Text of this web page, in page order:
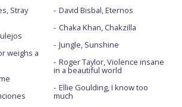
Stray
weighs a
David Bisbal, Eternos
Chaka Khan, Chakzilla
Jungle, Sunshine
Roger Taylor, Violence insane
in a beautiful world
Ellie Goulding, I know too
much